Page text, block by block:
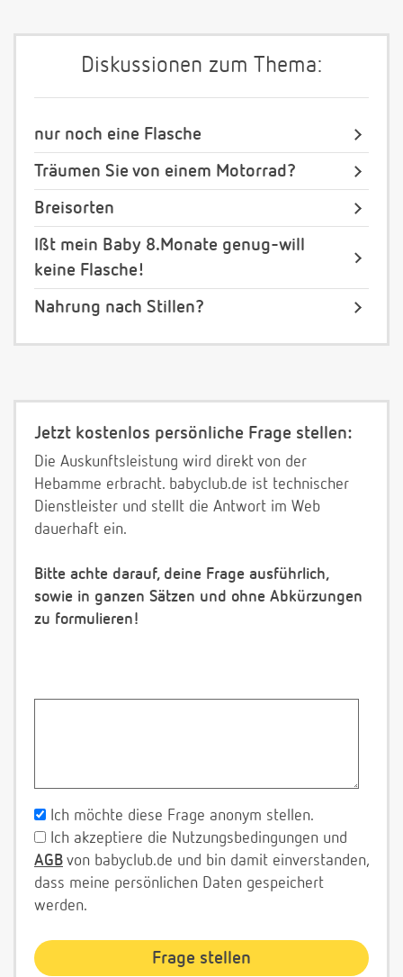
Diskussionen zum Thema:
nur noch eine Flasche
Träumen Sie von einem Motorrad?
Breisorten
Ißt mein Baby 8.Monate genug-will
keine Flasche!
Nahrung nach Stillen?
Jetzt kostenlos persönliche Frage stellen:
Die Auskunftsleistung wird direkt von der
Hebamme erbracht. babyclub.de ist technischer
Dienstleister und stellt die Antwort im Web
dauerhaft ein.
Bitte achte darauf, deine Frage ausführlich,
sowie in ganzen Sätzen und ohne Abkürzungen
zu formulieren!
Ich möchte diese Frage anonym stellen.
Ich akzeptiere die Nutzungsbedingungen und
AGB von babyclub.de und bin damit einverstanden,
dass meine persönlichen Daten gespeichert
werden.